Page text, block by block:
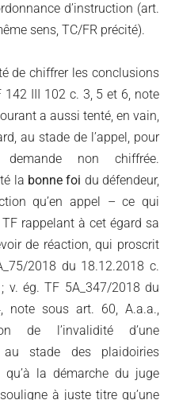
d’instruction (art.
sens, TC/FR précité).
de chiffrer les conclusions
142 III 102 c. 3, 5 et 6, note
a aussi tenté, en vain,
au stade de l’appel, pour
non chiffrée.
la bonne foi du défendeur,
qu’en appel – ce qui
rappelant à cet égard sa
de réaction, qui proscrit
2018 du 18.12.2018 c.
v. ég. TF 5A_347/2018 du
note sous art. 60, A.a.a.,
de l’invalidité d’une
stade des plaidoiries
la démarche du juge
à juste titre qu’une